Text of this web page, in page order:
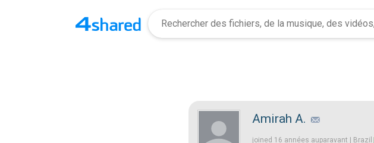
Amirah A.
joined 16 années auparavant | Brazil